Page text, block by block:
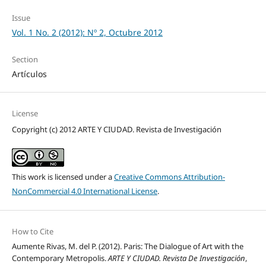
Issue
Vol. 1 No. 2 (2012): Nº 2, Octubre 2012
Section
Artículos
License
Copyright (c) 2012 ARTE Y CIUDAD. Revista de Investigación
This work is licensed under aCreative Commons Attribution-
NonCommercial 4.0 International License.
How to Cite
Aumente Rivas, M. del P. (2012). Paris: The Dialogue of Art with the
Contemporary Metropolis.ARTE Y CIUDAD. Revista De Investigación,